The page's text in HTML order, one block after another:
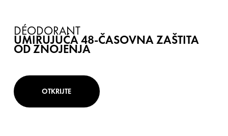
DÉODORANT
UMIRUJUĆA 48-ČASOVNA ZAŠTITA
OD ZNOJENJA
OTKRIJTE